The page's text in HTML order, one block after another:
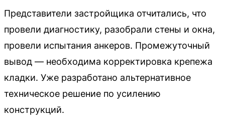
Представители застройщика отчитались, что
провели диагностику, разобрали стены и окна,
провели испытания анкеров. Промежуточный
вывод — необходима корректировка крепежа
кладки. Уже разработано альтернативное
техническое решение по усилению
конструкций.